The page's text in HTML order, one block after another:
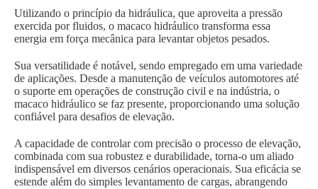
Utilizando o princípio da hidráulica, que aproveita a pressão
exercida por fluidos, o macaco hidráulico transforma essa
energia em força mecânica para levantar objetos pesados.
Sua versatilidade é notável, sendo empregado em uma variedade
de aplicações. Desde a manutenção de veículos automotores até
o suporte em operações de construção civil e na indústria, o
macaco hidráulico se faz presente, proporcionando uma solução
confiável para desafios de elevação.
A capacidade de controlar com precisão o processo de elevação,
combinada com sua robustez e durabilidade, torna-o um aliado
indispensável em diversos cenários operacionais. Sua eficácia se
estende além do simples levantamento de cargas, abrangendo